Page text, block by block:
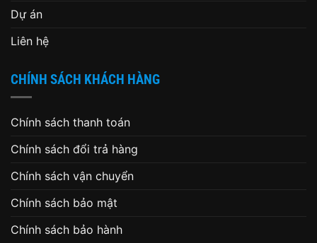
Dự án
Liên hệ
CHÍNH SÁCH KHÁCH HÀNG
Chính sách thanh toán
Chính sách đổi trả hàng
Chính sách vận chuyển
Chính sách bảo mật
Chính sách bảo hành